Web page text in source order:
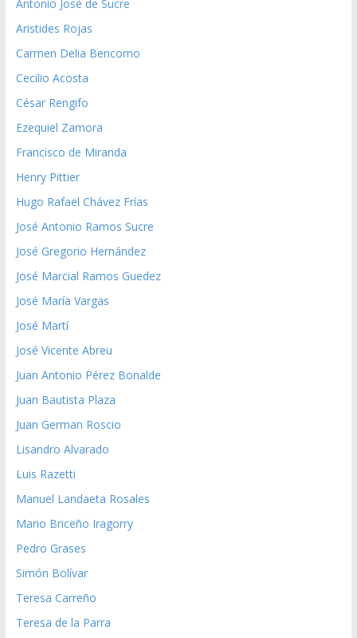
Antonio José de Sucre
Aristides Rojas
Carmen Delia Bencomo
Cecilio Acosta
César Rengifo
Ezequiel Zamora
Francisco de Miranda
Henry Pittier
Hugo Rafael Chávez Frías
José Antonio Ramos Sucre
José Gregorio Hernández
José Marcial Ramos Guedez
José María Vargas
José Martí
José Vicente Abreu
Juan Antonio Pérez Bonalde
Juan Bautista Plaza
Juan German Roscio
Lisandro Alvarado
Luis Razetti
Manuel Landaeta Rosales
Mario Briceño Iragorry
Pedro Grases
Simón Bolívar
Teresa Carreño
Teresa de la Parra